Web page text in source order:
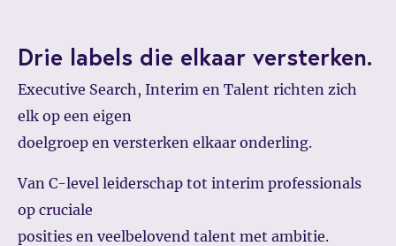
Drie labels die elkaar versterken.
Executive Search, Interim en Talent richten zich
elk op een eigen
doelgroep en versterken elkaar onderling.
Van C-level leiderschap tot interim professionals
op cruciale
posities en veelbelovend talent met ambitie.